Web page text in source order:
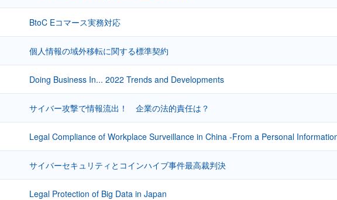
BtoC Eコマース実務対応
個人情報の域外移転に関する標準契約
Doing Business In... 2022 Trends and Developments
サイバー攻撃で情報流出！ 企業の法的責任は？
Legal Compliance of Workplace Surveillance in China -From a Personal
サイバーセキュリティとコインハイブ事件最高裁判決
Legal Protection of Big Data in Japan